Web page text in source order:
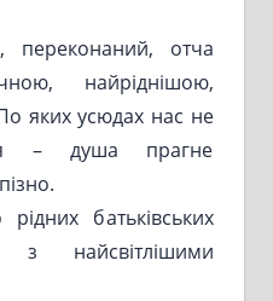
отча
найріднішою,
яких усюдах нас не
– душа прагне
батьківських
з найсвітлішими